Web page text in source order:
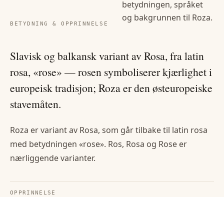
BETYDNING & OPPRINNELSE
betydningen, språket
og bakgrunnen til Roza.
Slavisk og balkansk variant av Rosa, fra latin
rosa, «rose» — rosen symboliserer kjærlighet i
europeisk tradisjon; Roza er den østeuropeiske
stavemåten.
Roza er variant av Rosa, som går tilbake til latin rosa
med betydningen «rose». Ros, Rosa og Rose er
nærliggende varianter.
OPPRINNELSE